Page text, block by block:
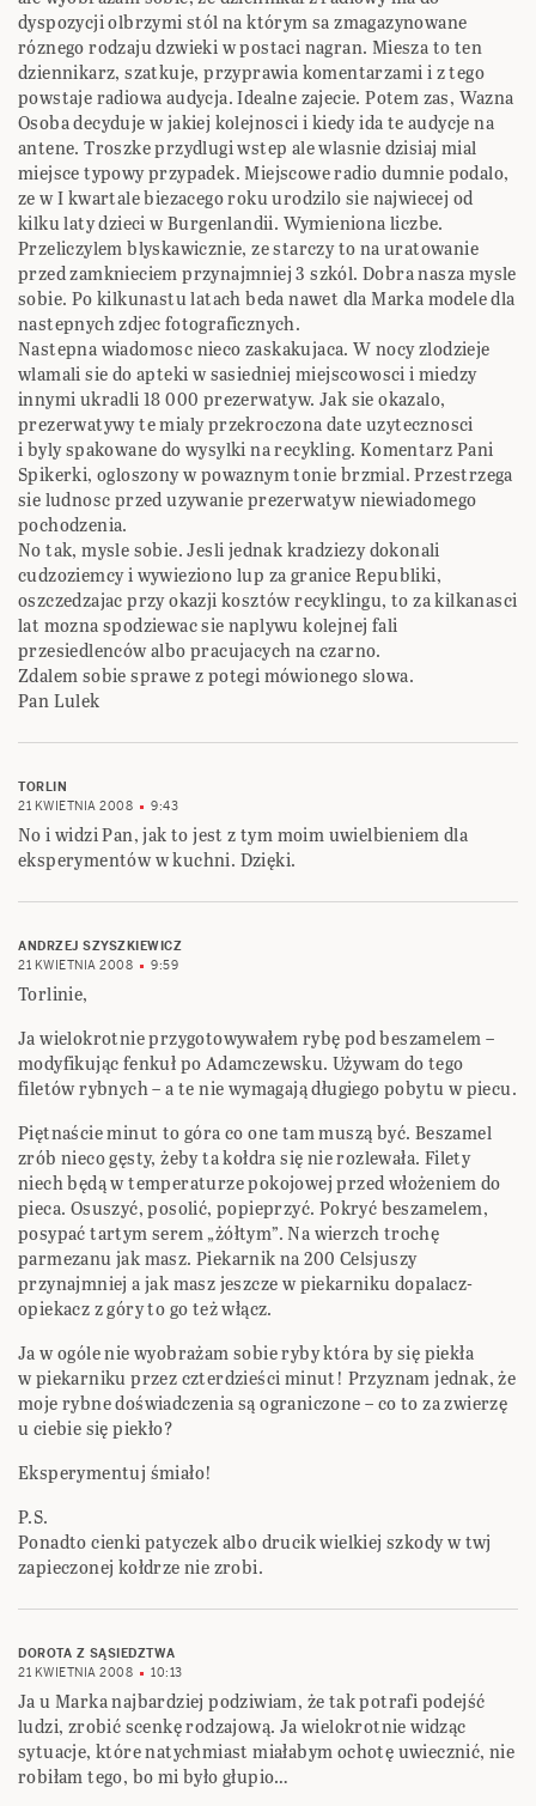
dyspozycji olbrzymi stól na którym sa zmagazynowane
róznego rodzaju dzwieki w postaci nagran. Miesza to ten
dziennikarz, szatkuje, przyprawia komentarzami i z tego
powstaje radiowa audycja. Idealne zajecie. Potem zas, Wazna
Osoba decyduje w jakiej kolejnosci i kiedy ida te audycje na
antene. Troszke przydlugi wstep ale wlasnie dzisiaj mial
miejsce typowy przypadek. Miejscowe radio dumnie podalo,
ze w I kwartale biezacego roku urodzilo sie najwiecej od
kilku laty dzieci w Burgenlandii. Wymieniona liczbe.
Przeliczylem blyskawicznie, ze starczy to na uratowanie
przed zamknieciem przynajmniej 3 szkól. Dobra nasza mysle
sobie. Po kilkunastu latach beda nawet dla Marka modele dla
nastepnych zdjec fotograficznych.
Nastepna wiadomosc nieco zaskakujaca. W nocy zlodzieje
wlamali sie do apteki w sasiedniej miejscowosci i miedzy
innymi ukradli 18 000 prezerwatyw. Jak sie okazalo,
prezerwatywy te mialy przekroczona date uzytecznosci
i byly spakowane do wysylki na recykling. Komentarz Pani
Spikerki, ogloszony w powaznym tonie brzmial. Przestrzega
sie ludnosc przed uzywanie prezerwatyw niewiadomego
pochodzenia.
No tak, mysle sobie. Jesli jednak kradziezy dokonali
cudzoziemcy i wywieziono lup za granice Republiki,
oszczedzajac przy okazji kosztów recyklingu, to za kilkanasci
lat mozna spodziewac sie naplywu kolejnej fali
przesiedlenców albo pracujacych na czarno.
Zdalem sobie sprawe z potegi mówionego slowa.
Pan Lulek
TORLIN
21 KWIETNIA 2008
9:43
No i widzi Pan, jak to jest z tym moim uwielbieniem dla
eksperymentów w kuchni. Dzięki.
ANDRZEJ SZYSZKIEWICZ
21 KWIETNIA 2008
9:59
Torlinie,
Ja wielokrotnie przygotowywałem rybę pod beszamelem –
modyfikując fenkuł po Adamczewsku. Używam do tego
filetów rybnych – a te nie wymagają długiego pobytu w piecu.
Piętnaście minut to góra co one tam muszą być. Beszamel
zrób nieco gęsty, żeby ta kołdra się nie rozlewała. Filety
niech będą w temperaturze pokojowej przed włożeniem do
pieca. Osuszyć, posolić, popieprzyć. Pokryć beszamelem,
posypać tartym serem „żółtym”. Na wierzch trochę
parmezanu jak masz. Piekarnik na 200 Celsjuszy
przynajmniej a jak masz jeszcze w piekarniku dopalacz-
opiekacz z góry to go też włącz.
Ja w ogóle nie wyobrażam sobie ryby która by się piekła
w piekarniku przez czterdzieści minut! Przyznam jednak, że
moje rybne doświadczenia są ograniczone – co to za zwierzę
u ciebie się piekło?
Eksperymentuj śmiało!
P.S.
Ponadto cienki patyczek albo drucik wielkiej szkody w twj
zapieczonej kołdrze nie zrobi.
DOROTA Z SĄSIEDZTWA
21 KWIETNIA 2008
10:13
Ja u Marka najbardziej podziwiam, że tak potrafi podejść
ludzi, zrobić scenkę rodzajową. Ja wielokrotnie widząc
sytuacje, które natychmiast miałabym ochotę uwiecznić, nie
robiłam tego, bo mi było głupio…